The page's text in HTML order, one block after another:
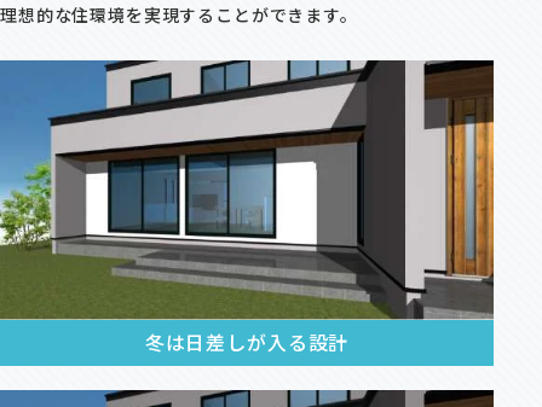
理想的な住環境を実現することができます。
冬は日差しが入る設計